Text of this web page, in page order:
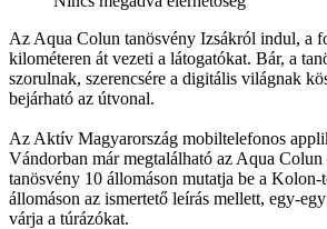
Az Aqua Colun tanösvény Izsákról indul, a
kilométeren át vezeti a látogatókat. Bár, a
szorulnak, szerencsére a digitális világnak
bejárható az útvonal.
Az Aktív Magyarország mobiltelefonos
Vándorban már megtalálható az Aqua
tanösvény 10 állomáson mutatja be a
állomáson az ismertető leírás mellett, egy-
várja a túrázókat.